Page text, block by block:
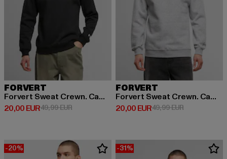
FORVERT
Forvert Sweat Crewn. Campus
20,00 EUR
Derzeitiger Preis: 20,00 EUR
49,99 EURAktionspreis: 49,99 EUR
FORVERT
Forvert Sweat Crewn. Campus
20,00 EUR
Derzeitiger Preis: 20,00 EUR
49,99 EURAktionspreis:
-20% -31%